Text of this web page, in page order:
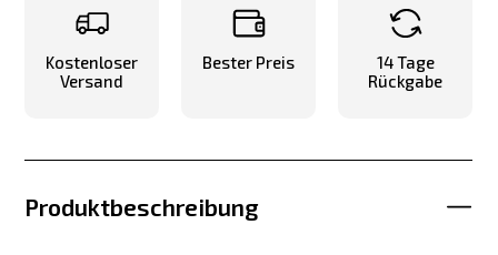
Kostenloser
Versand
Bester Preis
14 Tage
Rückgabe
Produktbeschreibung